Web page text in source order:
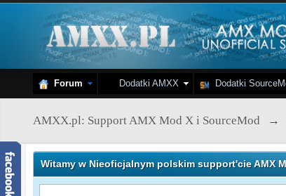
Forum Dodatki AMXX Dodatki
AMXX.pl: Support AMX Mod X i SourceMod →
Witamy w Nieoficjalnym polskim support'cie AMX